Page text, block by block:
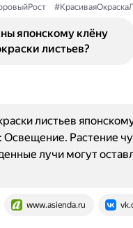
японскому клёну
листьев?
www.asienda.ru
листьев
Растение
лучи могут